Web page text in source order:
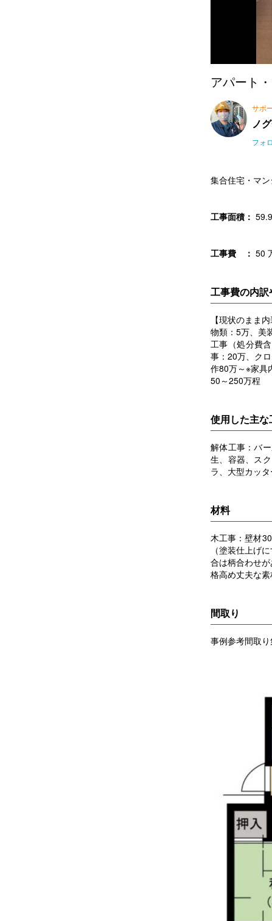
アパート
サポ
ノ
フォ
集合住宅・マ
工事面積：
工事費 ： 50
工事費の内
【現状のまま
物類：5万、美
工事（処分費
事：20万、ク
作80万～※家具
50～250万程
使用した主な
解体工事：バ
生、容器、ス
ラ、大型カッ
材料
木工事：壁材
（塗装仕上げ
合は柄合わせ
格高め丈夫な素
間取り
事例参考間取